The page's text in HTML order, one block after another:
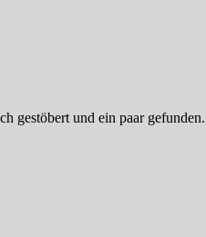
gestöbert und ein paar gefunden.